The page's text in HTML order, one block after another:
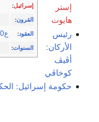
إسرائيل:
القرون:
العقود: ع1990
السنوات:
إستر
هايوت
رئيس
الأركان:
أڤيڤ
كوخاڤي
حكومة إسرائيل: